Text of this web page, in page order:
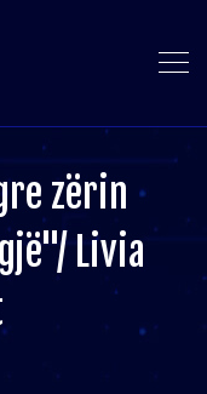
zërin
Livia